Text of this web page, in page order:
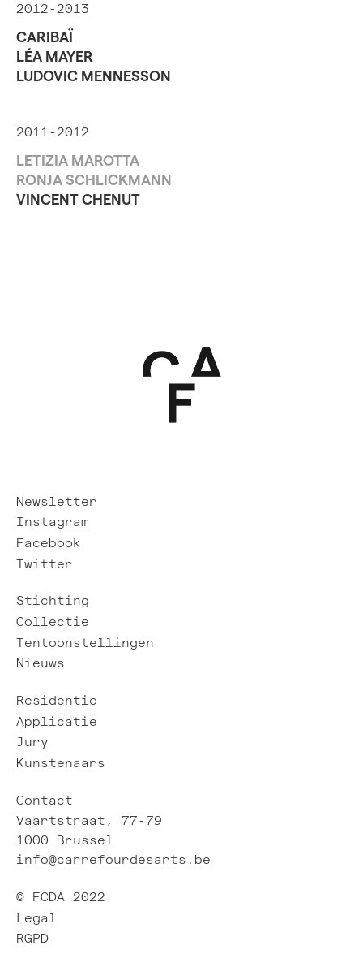
2012-2013
CARIBAÏ
LÉA MAYER
LUDOVIC MENNESSON
2011-2012
LETIZIA MAROTTA
RONJA SCHLICKMANN
VINCENT CHENUT
Newsletter
Instagram
Facebook
Twitter
Stichting
Collectie
Tentoonstellingen
Nieuws
Residentie
Applicatie
Jury
Kunstenaars
Contact
Vaartstraat, 77-79
1000 Brussel
info@carrefourdesarts.be
© FCDA 2022
Legal
RGPD